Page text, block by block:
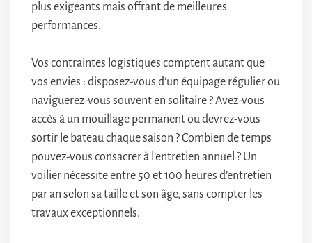
plus exigeants mais offrant de meilleures
performances.
Vos contraintes logistiques comptent autant que
vos envies : disposez-vous d’un équipage régulier ou
naviguerez-vous souvent en solitaire ? Avez-vous
accès à un mouillage permanent ou devrez-vous
sortir le bateau chaque saison ? Combien de temps
pouvez-vous consacrer à l’entretien annuel ? Un
voilier nécessite entre 50 et 100 heures d’entretien
par an selon sa taille et son âge, sans compter les
travaux exceptionnels.